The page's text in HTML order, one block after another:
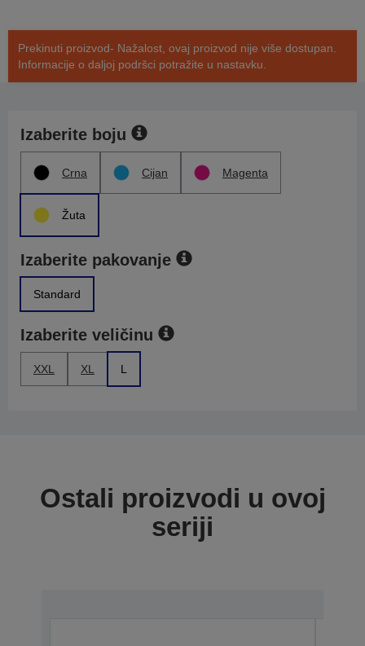
Prekinuti proizvod- Nažalost, ovaj proizvod nije više dostupan.
Informacije o daljoj podršci potražite u nastavku.
Izaberite boju
Crna Cijan Magenta
Žuta
Izaberite pakovanje
Standard
Izaberite veličinu
XXL XL L
Ostali proizvodi u ovoj
seriji